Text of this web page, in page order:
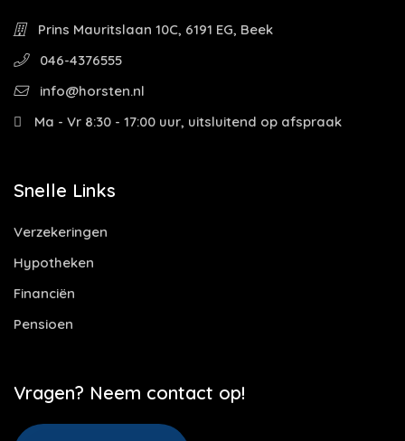
Prins Mauritslaan 10C, 6191 EG, Beek
046-4376555
info@horsten.nl
Ma - Vr 8:30 - 17:00 uur, uitsluitend op afspraak
Snelle Links
Verzekeringen
Hypotheken
Financiën
Pensioen
Vragen? Neem contact op!